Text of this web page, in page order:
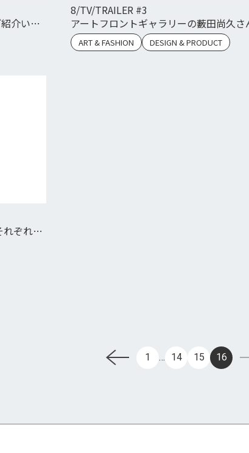
介いた
8/TV/TRAILER #3
アートフロントギャラリーの藪田尚久さ
02/CUBE1,2,3をご紹介いただきました。
ART & FASHION DESIGN & PRODUCT
ぞれの
1 … 14 15 16